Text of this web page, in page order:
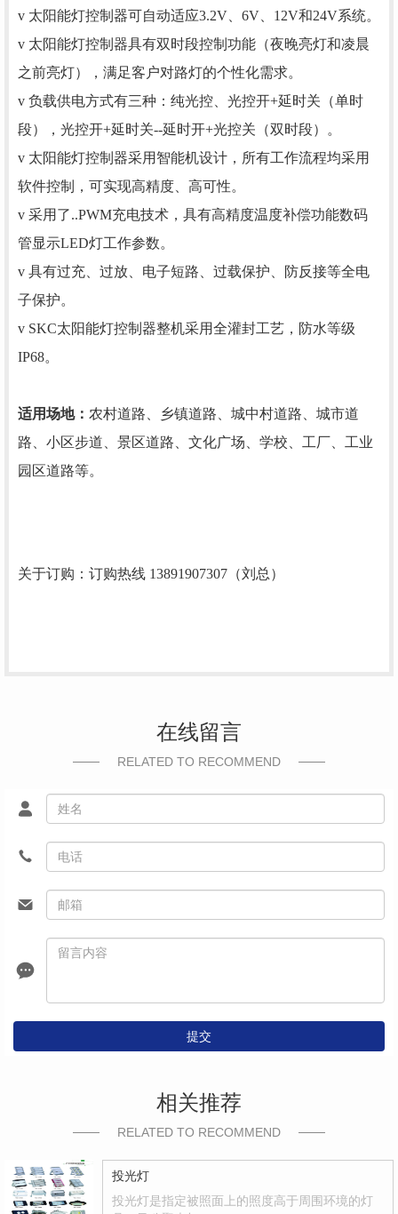
v 太阳能灯控制器可自动适应3.2V、6V、12V和24V系统。
v 太阳能灯控制器具有双时段控制功能（夜晚亮灯和凌晨
之前亮灯），满足客户对路灯的个性化需求。
v 负载供电方式有三种：纯光控、光控开+延时关（单时
段），光控开+延时关--延时开+光控关（双时段）。
v 太阳能灯控制器采用智能机设计，所有工作流程均采用
软件控制，可实现高精度、高可性。
v 采用了..PWM充电技术，具有高精度温度补偿功能数码
管显示LED灯工作参数。
v 具有过充、过放、电子短路、过载保护、防反接等全电
子保护。
v SKC太阳能灯控制器整机采用全灌封工艺，防水等级
IP68。
适用场地： 农村道路、乡镇道路、城中村道路、城市道
路、小区步道、景区道路、文化广场、学校、工厂、工业
园区道路等。
关于订购：订购热线 13891907307（刘总）
在线留言
RELATED TO RECOMMEND
提交
相关推荐
RELATED TO RECOMMEND
投光灯
投光灯是指定被照面上的照度高于周围环境的灯